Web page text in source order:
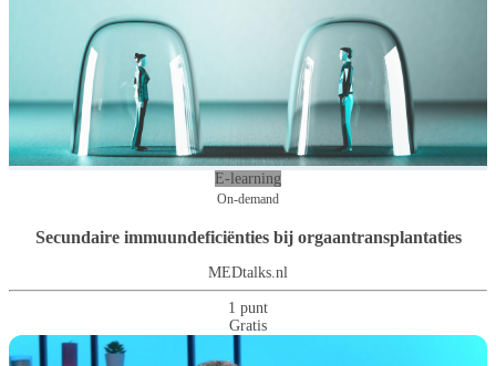
E-learning
On-demand
Secundaire immuundeficiënties bij orgaantransplantaties
MEDtalks.nl
1 punt
Gratis